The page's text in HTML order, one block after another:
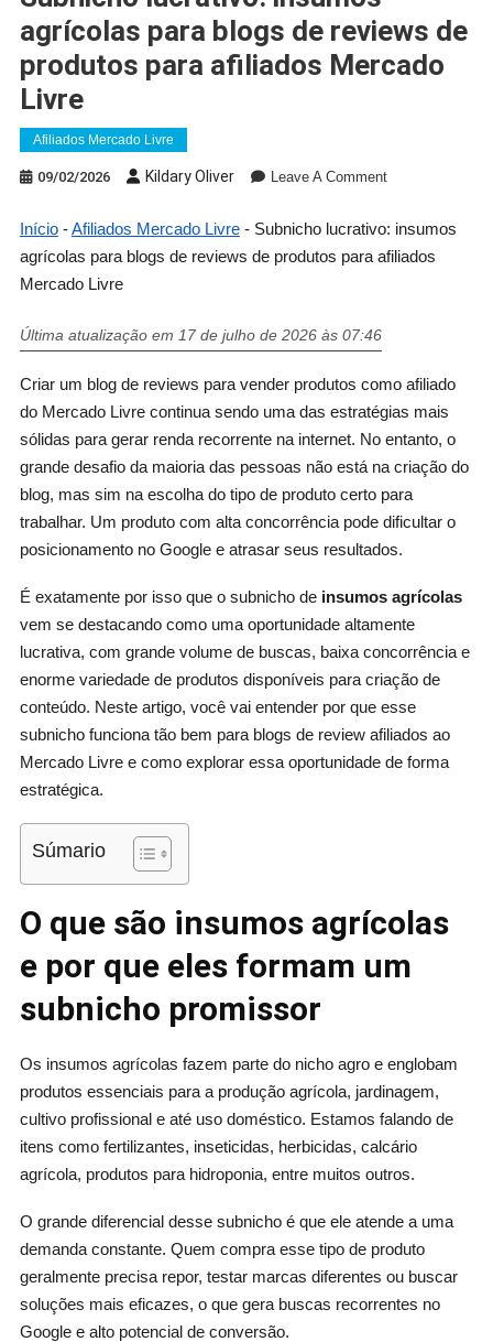
agrícolas para blogs de reviews de
produtos para afiliados Mercado
Livre
Afiliados Mercado Livre
09/02/2026 Kildary Oliver Leave A Comment
Início-Afiliados Mercado Livre- Subnicho lucrativo: insumos
agrícolas para blogs de reviews de produtos para afiliados
Mercado Livre
Última atualização em 17 de julho de 2026 às 07:46
Criar um blog de reviews para vender produtos como afiliado
do Mercado Livre continua sendo uma das estratégias mais
sólidas para gerar renda recorrente na internet. No entanto, o
grande desafio da maioria das pessoas não está na criação do
blog, mas sim na escolha do tipo de produto certo para
trabalhar. Um produto com alta concorrência pode dificultar o
posicionamento no Google e atrasar seus resultados.
É exatamente por isso que o subnicho de insumos agrícolas
vem se destacando como uma oportunidade altamente
lucrativa, com grande volume de buscas, baixa concorrência e
enorme variedade de produtos disponíveis para criação de
conteúdo. Neste artigo, você vai entender por que esse
subnicho funciona tão bem para blogs de review afiliados ao
Mercado Livre e como explorar essa oportunidade de forma
estratégica.
Súmario
O que são insumos agrícolas
e por que eles formam um
subnicho promissor
Os insumos agrícolas fazem parte do nicho agro e englobam
produtos essenciais para a produção agrícola, jardinagem,
cultivo profissional e até uso doméstico. Estamos falando de
itens como fertilizantes, inseticidas, herbicidas, calcário
agrícola, produtos para hidroponia, entre muitos outros.
O grande diferencial desse subnicho é que ele atende a uma
demanda constante. Quem compra esse tipo de produto
geralmente precisa repor, testar marcas diferentes ou buscar
soluções mais eficazes, o que gera buscas recorrentes no
Google e alto potencial de conversão.